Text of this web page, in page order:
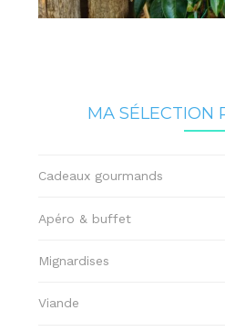
MA SÉLECTION
Cadeaux gourmands
Apéro & buffet
Mignardises
Viande